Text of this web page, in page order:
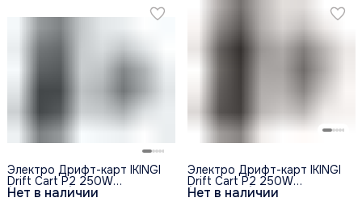
Нет в наличии
Электро Дрифт-карт IKINGI
Drift Cart P2 250W
(36V/4.4Ah) - Чёрная Нет в наличии
Электро Дрифт-карт IKINGI
Drift Cart P2 250W
(36V/4.4Ah) - Красная